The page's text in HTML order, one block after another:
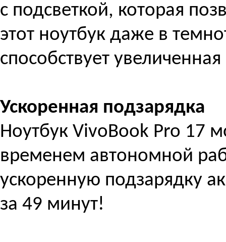
с подсветкой, которая
этот ноутбук даже в
способствует
Ускоренная подзарядка
Ноутбук VivoBook Pro 17
временем автономной
ускоренную подзарядку
за 49 минут!